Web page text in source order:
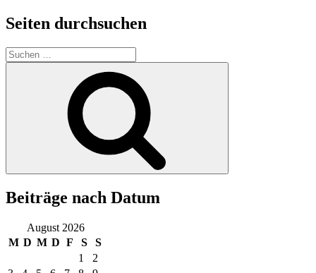
Seiten durchsuchen
Suchen
nach:
Beiträge nach Datum
August 2026
M D M D F S
S
1
2